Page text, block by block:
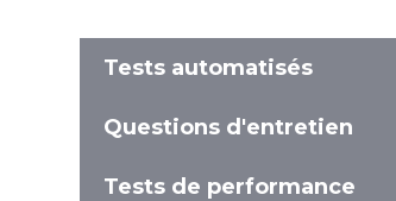
Tests automatisés
Questions d'entretien
Tests de performance